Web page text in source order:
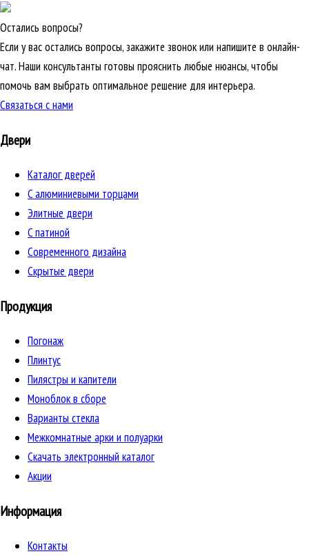
Остались вопросы?
Если у вас остались вопросы, закажите звонок или напишите в онлайн-
чат. Наши консультанты готовы прояснить любые нюансы, чтобы
помочь вам выбрать оптимальное решение для интерьера.
Связаться с нами
Двери
Каталог дверей
C алюминиевыми торцами
Элитные двери
C патиной
Cовременного дизайна
Скрытые двери
Продукция
Погонаж
Плинтус
Пилястры и капители
Моноблок в сборе
Варианты стекла
Межкомнатные арки и полуарки
Скачать электронный каталог
Акции
Информация
Контакты